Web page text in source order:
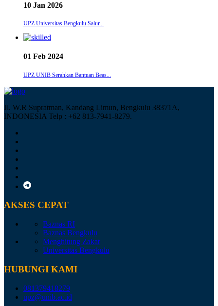
10 Jan 2026
UPZ Universitas Bengkulu Salur...
01 Feb 2024
UPZ UNIB Serahkan Bantuan Beas...
Jl. W.R Supratman, Kandang Limun, Bengkulu 38371A,
INDONESIA Telp : +62 813-7941-8279.
AKSES CEPAT
Baznas RI
Baznas Bengkulu
Menghitung Zakat
Universitas Bengkulu
HUBUNGI KAMI
081379418279
upz@unib.ac.id